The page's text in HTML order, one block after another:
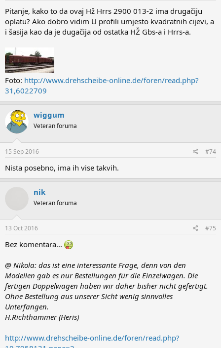
Pitanje, kako to da ovaj Hž Hrrs 2900 013-2 ima drugačiju
oplatu? Ako dobro vidim U profili umjesto kvadratnih cijevi, a
i šasija kao da je dugačija od ostatka HŽ Gbs-a i Hrrs-a.
Foto: http://www.drehscheibe-online.de/foren/read.php?
31,6022709
wiggum
Veteran foruma
15 Sep 2016 #74
Nista posebno, ima ih vise takvih.
nik
Veteran foruma
13 Oct 2016 #75
Bez komentara...
@ Nikola: das ist eine interessante Frage, denn von den
Modellen gab es nur Bestellungen für die Einzelwagen. Die
fertigen Doppelwagen haben wir daher bisher nicht gefertigt.
Ohne Bestellung aus unserer Sicht wenig sinnvolles
Unterfangen.
H.Richthammer (Heris)
http://www.drehscheibe-online.de/foren/read.php?